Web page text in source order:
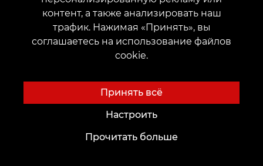
контент, а также анализировать наш
трафик. Нажимая «Принять», вы
соглашаетесь на использование файлов
cookie.
Принять всё
Настроить
Прочитать больше